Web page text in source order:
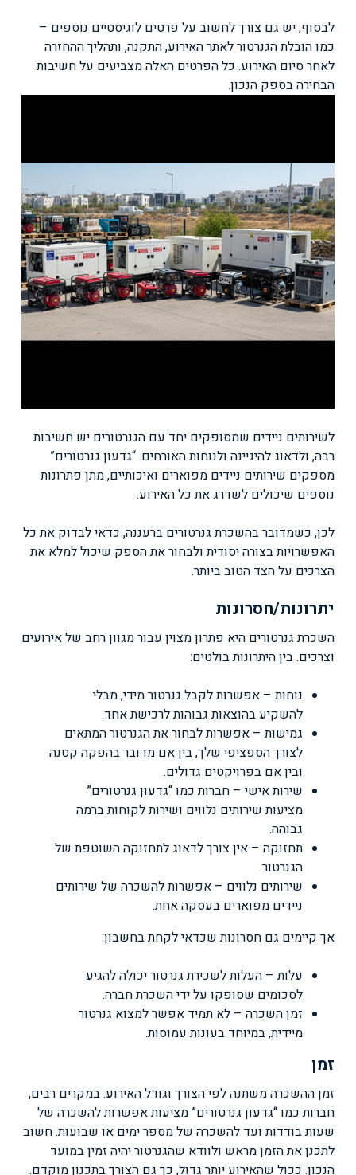
לבסוף, יש גם צורך לחשוב על פרטים לוגיסטיים נוספים –
כמו הובלת הגנרטור לאתר האירוע, התקנה, ותהליך ההחזרה
לאחר סיום האירוע. כל הפרטים האלה מצביעים על חשיבות
הבחירה בספק הנכון.
לשירותים ניידים שמסופקים יחד עם הגנרטורים יש חשיבות
רבה, ולדאוג להיגיינה ולנוחות האורחים. “גדעון גנרטורים”
מספקים שירותים ניידים מפוארים ואיכותיים, מתן פתרונות
נוספים שיכולים לשדרג את כל האירוע.
לכן, כשמדובר בהשכרת גנרטורים ברעננה, כדאי לבדוק את כל
האפשרויות בצורה יסודית ולבחור את הספק שיכול למלא את
הצרכים על הצד הטוב ביותר.
יתרונות/חסרונות
השכרת גנרטורים היא פתרון מצוין עבור מגוון רחב של אירועים
וצרכים. בין היתרונות בולטים:
נוחות – אפשרות לקבל גנרטור מידי, מבלי
להשקיע בהוצאות גבוהות לרכישת אחד.
גמישות – אפשרות לבחור את הגנרטור המתאים
לצורך הספציפי שלך, בין אם מדובר בהפקה קטנה
ובין אם בפרויקטים גדולים.
שירות אישי – חברות כמו “גדעון גנרטורים”
מציעות שירותים נלווים ושירות לקוחות ברמה
גבוהה.
תחזוקה – אין צורך לדאוג לתחזוקה השוטפת של
הגנרטור.
שירותים נלווים – אפשרות להשכרה של שירותים
ניידים מפוארים בעסקה אחת.
אך קיימים גם חסרונות שכדאי לקחת בחשבון:
עלות – העלות לשכירת גנרטור יכולה להגיע
לסכומים שסופקו על ידי השכרת חברה.
זמן השכרה – לא תמיד אפשר למצוא גנרטור
מיידית, במיוחד בעונות עמוסות.
זמן
זמן ההשכרה משתנה לפי הצורך וגודל האירוע. במקרים רבים,
חברות כמו “גדעון גנרטורים” מציעות אפשרות להשכרה של
שעות בודדות ועד להשכרה של מספר ימים או שבועות. חשוב
לתכנן את הזמן מראש ולוודא שהגנרטור יהיה זמין במועד
הנכון. ככול שהאירוע יותר גדול, כך גם הצורך בתכנון מוקדם.